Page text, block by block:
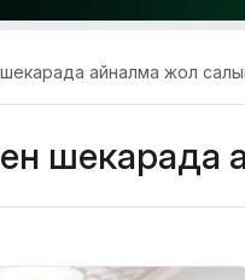
шекарада айналма жол